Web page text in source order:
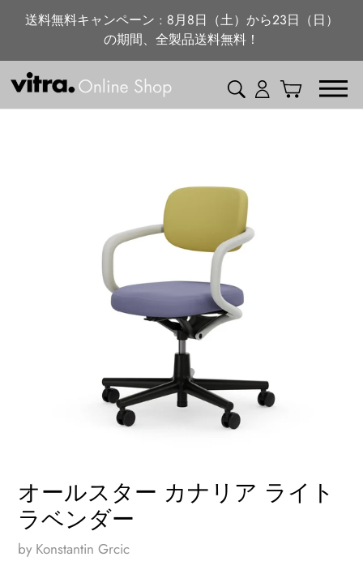
ン
送料無料キャンペーン : 8月8日（土）から23日（日）
の期間、全製品送料無料！
検索 ログインカート
オールスター カナリア ライト
ラベンダー
by Konstantin Grcic